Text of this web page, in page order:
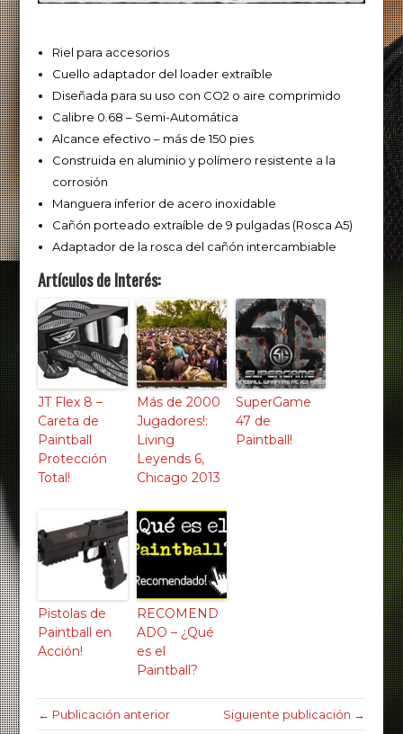
Riel para accesorios
Cuello adaptador del loader extraíble
Diseñada para su uso con CO2 o aire comprimido
Calibre 0.68 – Semi-Automática
Alcance efectivo – más de 150 pies
Construida en aluminio y polímero resistente a la
corrosión
Manguera inferior de acero inoxidable
Cañón porteado extraíble de 9 pulgadas (Rosca A5)
Adaptador de la rosca del cañón intercambiable
Artículos de Interés:
JT Flex 8 –
Careta de
Paintball
Protección
Total!
Más de 2000
Jugadores!:
Living
Leyends 6,
Chicago 2013
SuperGame
47 de
Paintball!
Pistolas de
Paintball en
Acción!
RECOMEND
ADO – ¿Qué
es el
Paintball?
← Publicación anterior Siguiente publicación →